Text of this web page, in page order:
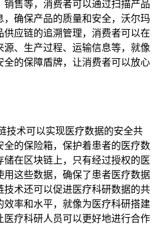
售等，消费者可以通过扫描产品
确保产品的质量和安全，沃尔玛
应链的追溯管理，消费者可以在
、生产过程、运输信息等，就像
全的保障盾牌，让消费者可以放心
技术可以实现医疗数据的安全共
的保险箱，保护着患者的医疗数
在区块链上，只有经过授权的医
这些数据，确保了患者医疗数据
技术还可以促进医疗科研数据的共
率和水平，就像为医疗科研搭建
医疗科研人员可以更好地进行合作